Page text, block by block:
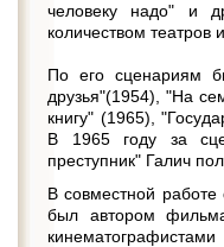
человеку надо" и
количеством
По его сценариям
друзья"(1954), "На
книгу" (1965),
В 1965 году за
преступник" Галич
В совместной
был автором